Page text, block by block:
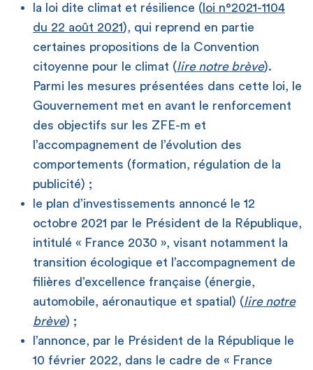
la loi dite climat et résilience ( loi n°2021-1104
du 22 août 2021), qui reprend en partie
certaines propositions de la Convention
citoyenne pour le climat (lire notre brève).
Parmi les mesures présentées dans cette loi, le
Gouvernement met en avant le renforcement
des objectifs sur les ZFE-m et
l’accompagnement de l’évolution des
comportements (formation, régulation de la
publicité) ;
le plan d’investissements annoncé le 12
octobre 2021 par le Président de la République,
intitulé « France 2030 », visant notamment la
transition écologique et l’accompagnement de
filières d’excellence française (énergie,
automobile, aéronautique et spatial) (lire notre
brève) ;
l’annonce, par le Président de la République le
10 février 2022, dans le cadre de « France